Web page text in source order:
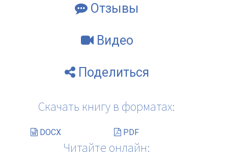
Отзывы
Видео
Поделиться
Скачать книгу в форматах:
DOCX PDF
Читайте онлайн: